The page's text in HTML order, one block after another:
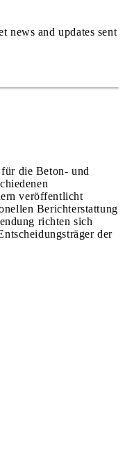
news and updates sent
die Beton- und
veröffentlicht
Berichterstattung
richten sich
der